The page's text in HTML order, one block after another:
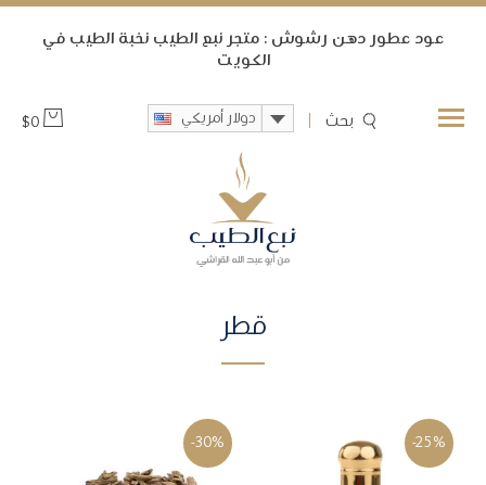
ﻋﻮﺩ ﻋﻄﻮﺭ ﺩﻫﻦ ﺭﺷﻮﺵ : متجر نبع الطيب ﻧﺨﺒﺔ ﺍﻟﻄﻴﺐ ﻓﻲ
ﺍﻟﻜﻮﻳﺖ
بحث دولار أمريكي $0
قطر
-25%
-30%